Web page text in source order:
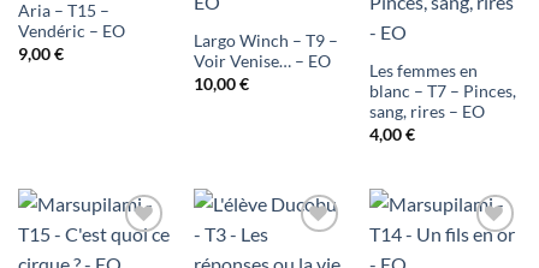
à ma
Aria – T15 –
Vendéric – EO
9,00€
liste
Largo Winch – T9 –
Voir Venise… – EO
10,00€
d'envies
Les femmes en
blanc – T7 – Pinces,
sang, rires – EO
4,00€
Ajouter Ajouter